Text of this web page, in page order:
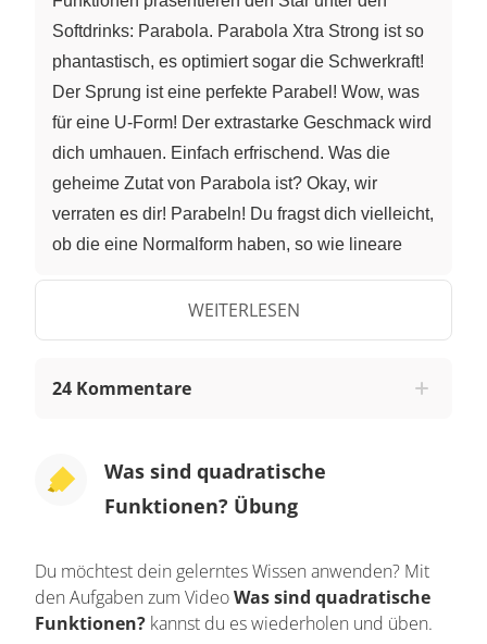
Softdrinks: Parabola. Parabola Xtra Strong ist so
phantastisch, es optimiert sogar die Schwerkraft!
Der Sprung ist eine perfekte Parabel! Wow, was
für eine U-Form! Der extrastarke Geschmack wird
dich umhauen. Einfach erfrischend. Was die
geheime Zutat von Parabola ist? Okay, wir
verraten es dir! Parabeln! Du fragst dich vielleicht,
ob die eine Normalform haben, so wie lineare
einer quadratischen Funktion sieht so aus: f(x) =
ax² + bx + c. a darf dabei nicht 0 sein. Auch du
Grad hält die Lösung parat! Außerdem von den
wunderbare Parabel an! Probier's aus. Sei irre
und schrill mit Parabola Chill! Lädt die Akkus
Parabeln und quadratischen Funktionen.
Schauen wir uns mal einige Merkmale der
WEITERLESEN
24 Kommentare
Was sind quadratische
Funktionen? Übung
Du möchtest dein gelerntes Wissen anwenden? Mit
den Aufgaben zum VideoWas sind quadratische
Funktionen? kannst du es wiederholen und üben.